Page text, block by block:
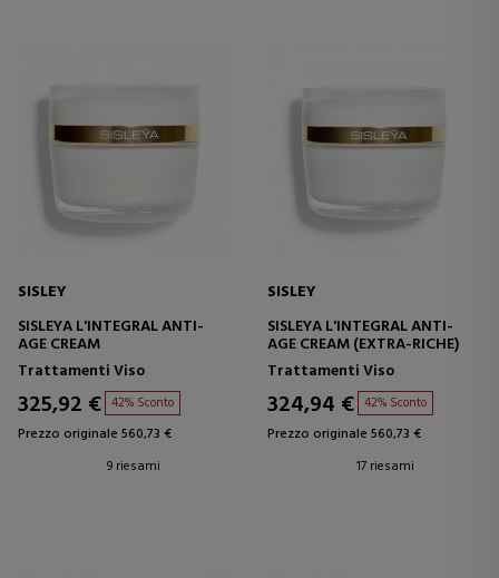
SISLEY
SISLEYA L'INTEGRAL ANTI-
AGE CREAM
Trattamenti Viso
325,92 € 42% Sconto
Prezzo originale 560,73 €
9 riesami
SISLEY
SISLEYA L'INTEGRAL ANTI-
AGE CREAM (EXTRA-RICHE)
Trattamenti Viso
324,94 € 42% Sconto
Prezzo originale 560,73 €
17 riesami